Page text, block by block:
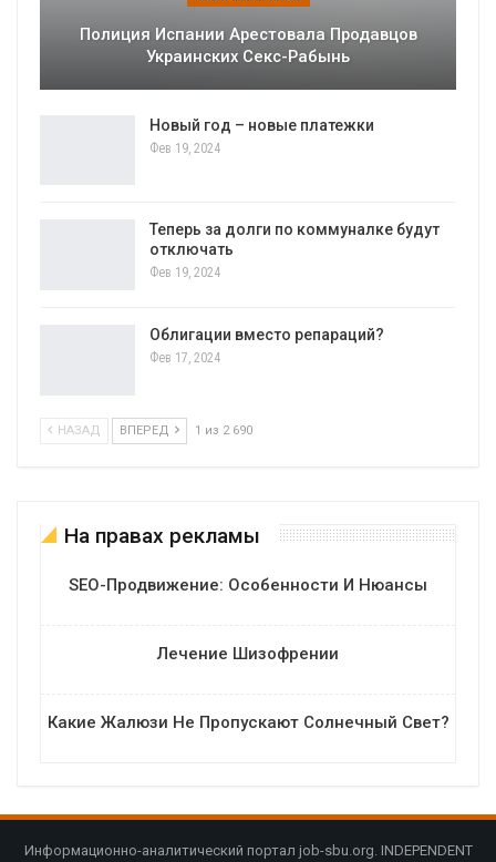
Полиция Испании Арестовала Продавцов
Украинских Секс-Рабынь
Новый год – новые платежки
Фев 19, 2024
Теперь за долги по коммуналке будут
отключать
Фев 19, 2024
Облигации вместо репараций?
Фев 17, 2024
НАЗАД ВПЕРЕД 1 из 2 690
На правах рекламы
SEO-Продвижение: Особенности И Нюансы
Лечение Шизофрении
Какие Жалюзи Не Пропускают Солнечный Свет?
Информационно-аналитический портал job-sbu.org. INDEPENDENT